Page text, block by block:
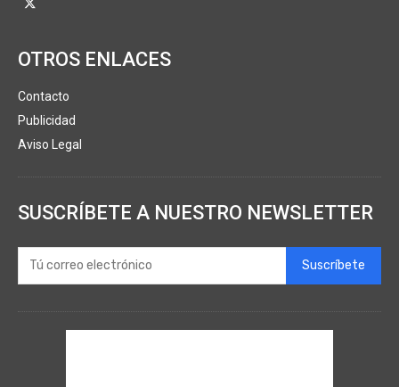
OTROS ENLACES
Contacto
Publicidad
Aviso Legal
SUSCRÍBETE A NUESTRO NEWSLETTER
Suscríbete